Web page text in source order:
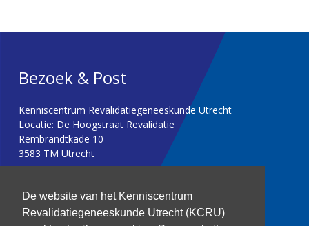
De website van het Kenniscentrum
Revalidatiegeneeskunde Utrecht (KCRU)
Bezoek & Post
Kenniscentrum Revalidatiegeneeskunde Utrecht
Locatie: De Hoogstraat Revalidatie
Rembrandtkade 10
3583 TM Utrecht
kenniscentrum@dehoogstraat.nl